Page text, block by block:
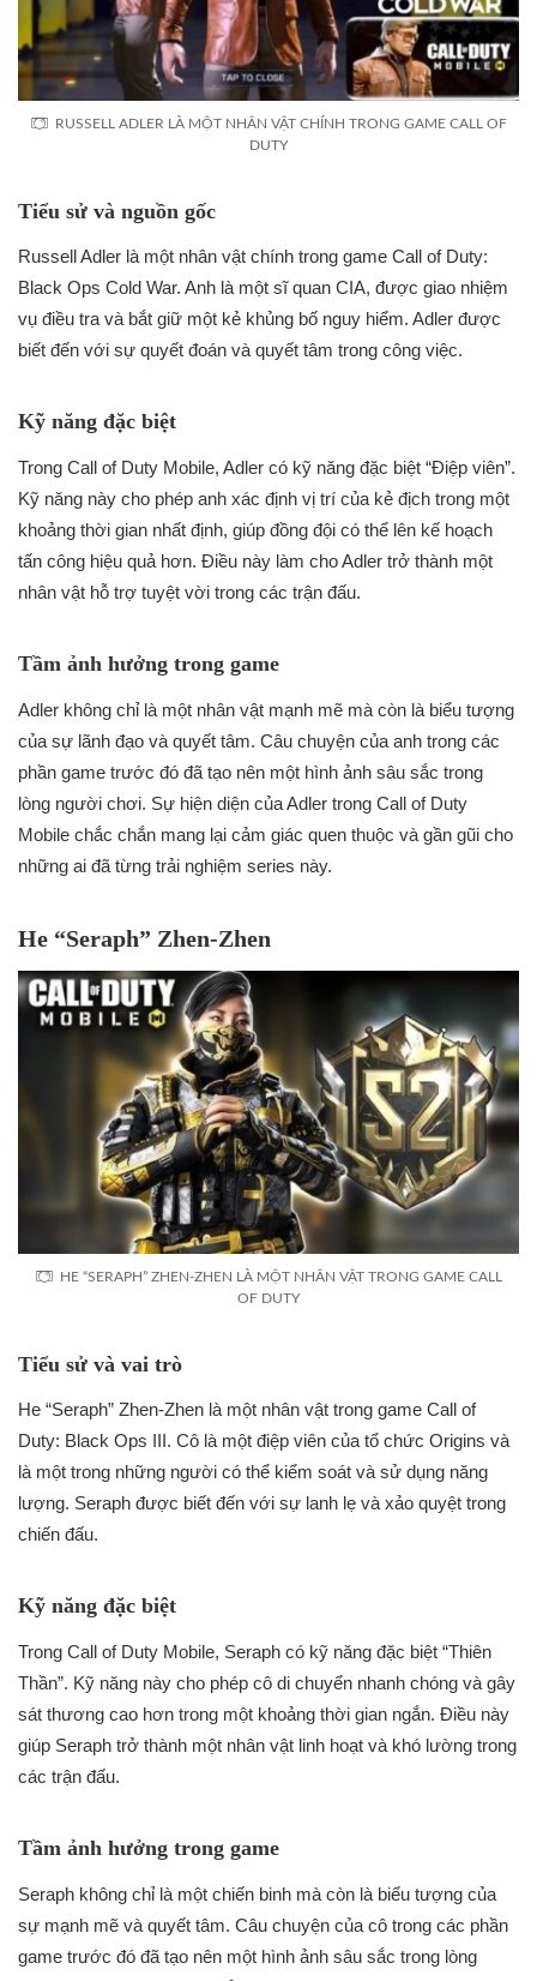
RUSSELL ADLER LÀ MỘT NHÂN VẬT CHÍNH TRONG GAME CALL OF
DUTY
Tiểu sử và nguồn gốc
Russell Adler là một nhân vật chính trong game Call of Duty:
Black Ops Cold War. Anh là một sĩ quan CIA, được giao nhiệm
vụ điều tra và bắt giữ một kẻ khủng bố nguy hiểm. Adler được
biết đến với sự quyết đoán và quyết tâm trong công việc.
Kỹ năng đặc biệt
Trong Call of Duty Mobile, Adler có kỹ năng đặc biệt “Điệp viên”.
Kỹ năng này cho phép anh xác định vị trí của kẻ địch trong một
khoảng thời gian nhất định, giúp đồng đội có thể lên kế hoạch
tấn công hiệu quả hơn. Điều này làm cho Adler trở thành một
nhân vật hỗ trợ tuyệt vời trong các trận đấu.
Tầm ảnh hưởng trong game
Adler không chỉ là một nhân vật mạnh mẽ mà còn là biểu tượng
của sự lãnh đạo và quyết tâm. Câu chuyện của anh trong các
phần game trước đó đã tạo nên một hình ảnh sâu sắc trong
lòng người chơi. Sự hiện diện của Adler trong Call of Duty
Mobile chắc chắn mang lại cảm giác quen thuộc và gần gũi cho
những ai đã từng trải nghiệm series này.
He “Seraph” Zhen-Zhen
HE “SERAPH” ZHEN-ZHEN LÀ MỘT NHÂN VẬT TRONG GAME CALL
OF DUTY
Tiểu sử và vai trò
He “Seraph” Zhen-Zhen là một nhân vật trong game Call of
Duty: Black Ops III. Cô là một điệp viên của tổ chức Origins và
là một trong những người có thể kiểm soát và sử dụng năng
lượng. Seraph được biết đến với sự lanh lẹ và xảo quyệt trong
chiến đấu.
Kỹ năng đặc biệt
Trong Call of Duty Mobile, Seraph có kỹ năng đặc biệt “Thiên
Thần”. Kỹ năng này cho phép cô di chuyển nhanh chóng và gây
sát thương cao hơn trong một khoảng thời gian ngắn. Điều này
giúp Seraph trở thành một nhân vật linh hoạt và khó lường trong
các trận đấu.
Tầm ảnh hưởng trong game
Seraph không chỉ là một chiến binh mà còn là biểu tượng của
sự mạnh mẽ và quyết tâm. Câu chuyện của cô trong các phần
game trước đó đã tạo nên một hình ảnh sâu sắc trong lòng